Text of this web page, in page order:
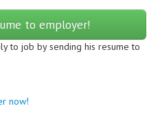
to employer!
to job by sending his resume to
now!